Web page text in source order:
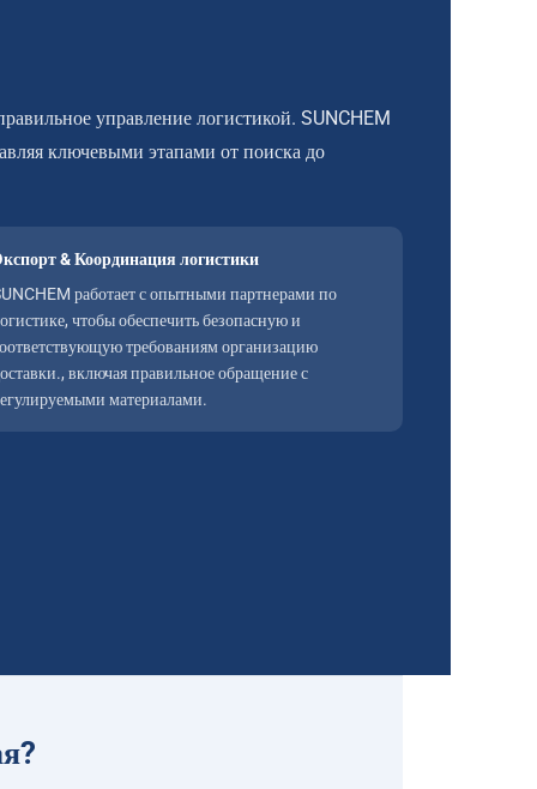
управление логистикой. SUNCHEM
ключевыми этапами от поиска до
& Координация логистики
работает с опытными партнерами по
чтобы обеспечить безопасную и
требованиям организацию
включая правильное обращение с
материалами.